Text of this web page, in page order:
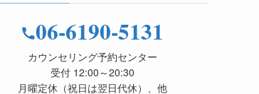
06-6190-5131
カウンセリング予約センター
受付 12:00～20:30
月曜定休（祝日は翌日代休）、他